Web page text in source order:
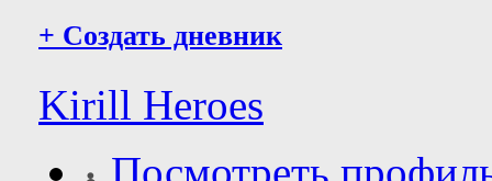
+ Создать дневник
Kirill Heroes
Посмотреть